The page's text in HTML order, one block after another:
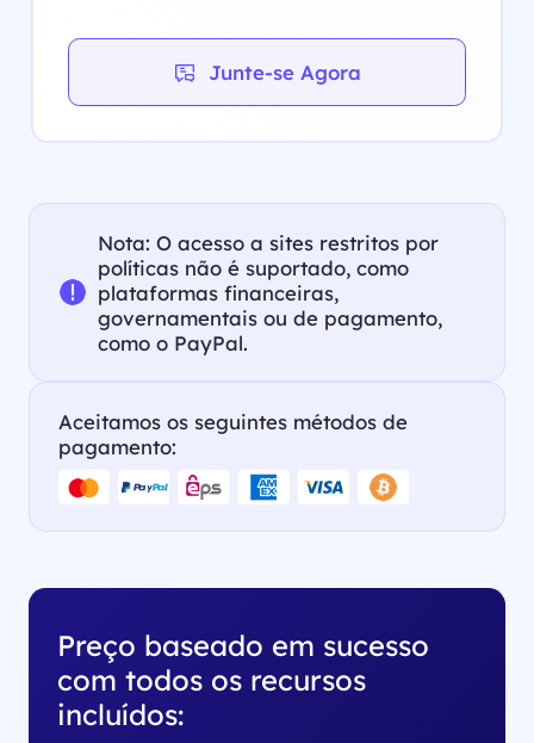
Junte-se Agora
Nota: O acesso a sites restritos por
políticas não é suportado, como
plataformas financeiras,
governamentais ou de pagamento,
como o PayPal.
Aceitamos os seguintes métodos de
pagamento:
Preço baseado em sucesso
com todos os recursos
incluídos: